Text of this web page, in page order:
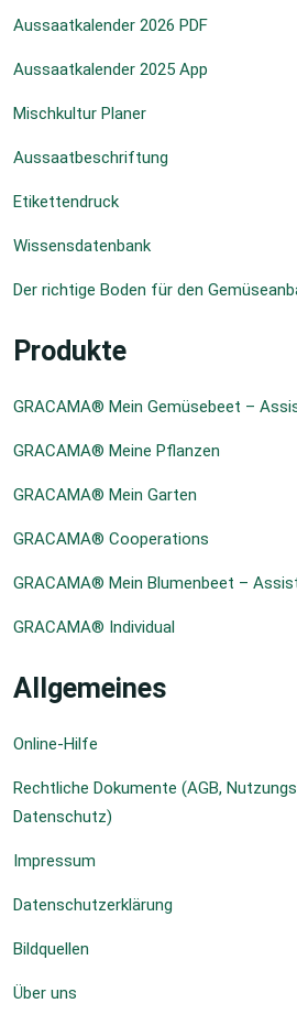
Aussaatkalender 2026 PDF
Aussaatkalender 2025 App
Mischkultur Planer
Aussaatbeschriftung
Etikettendruck
Wissensdatenbank
Der richtige Boden für den
Produkte
GRACAMA® Mein Gemüsebeet –
GRACAMA® Meine Pflanzen
GRACAMA® Mein Garten
GRACAMA® Cooperations
GRACAMA® Mein Blumenbeet –
GRACAMA® Individual
Allgemeines
Online-Hilfe
Rechtliche Dokumente (AGB,
Datenschutz)
Impressum
Datenschutzerklärung
Bildquellen
Über uns